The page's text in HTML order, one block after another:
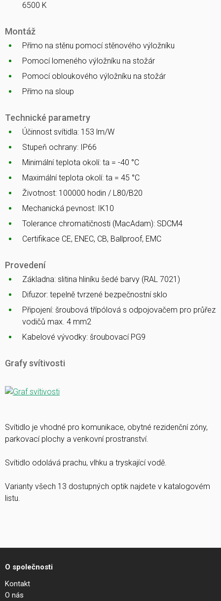
6500 K
Montáž
Přímo na stěnu pomocí stěnového výložníku
Pomocí lomeného výložníku na stožár
Pomocí obloukového výložníku na stožár
Přímo na sloup
Technické parametry
Účinnost svítidla: 153 lm/W
Stupeň ochrany: IP66
Minimální teplota okolí: ta = -40 °C
Maximální teplota okolí: ta = 45 °C
Životnost: 100000 hodin / L80/B20
Mechanická pevnost: IK10
Tolerance chromatičnosti (MacAdam): SDCM4
Certifikace CE, ENEC, CB, Ballproof, EMC
Provedení
Základna: slitina hliníku šedé barvy (RAL 7021)
Difuzor: tepelně tvrzené bezpečnostní sklo
Připojení: šroubová třípólová s odpojovačem pro průřez
vodičů max. 4 mm2
Kabelové vývodky: šroubovací PG9
Grafy svítivosti
Svítidlo je vhodné pro komunikace, obytné rezidenční zóny,
parkovací plochy a venkovní prostranství.
Svítidlo odolává prachu, vlhku a tryskající vodě.
Varianty všech 13 dostupných optik najdete v katalogovém
listu.
O společnosti
Kontakt
O nás